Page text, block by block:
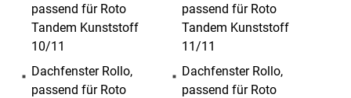
passend für Roto
Tandem Kunststoff
10/11
passend für Roto
Tandem Kunststoff
11/11
Dachfenster Rollo,
passend für Roto
Dachfenster Rollo,
passend für Roto